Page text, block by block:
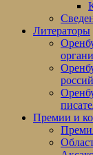
Литераторы
Премии и